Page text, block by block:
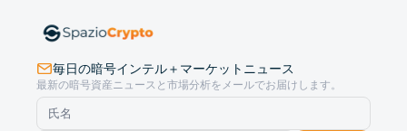
毎日の暗号インテル＋マーケットニュース
最新の暗号資産ニュースと市場分析をメールでお届けします。